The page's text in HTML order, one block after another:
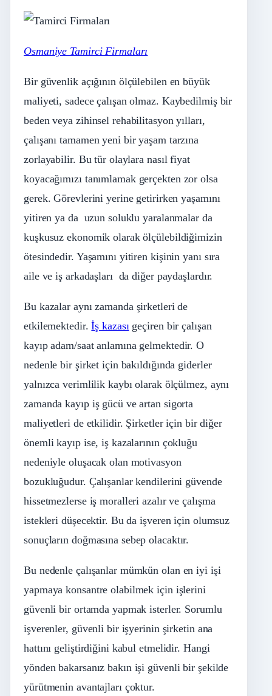
Osmaniye Tamirci Firmaları
Bir güvenlik açığının ölçülebilen en büyük
maliyeti, sadece çalışan olmaz. Kaybedilmiş bir
beden veya zihinsel rehabilitasyon yılları,
çalışanı tamamen yeni bir yaşam tarzına
zorlayabilir. Bu tür olaylara nasıl fiyat
koyacağımızı tanımlamak gerçekten zor olsa
gerek. Görevlerini yerine getirirken yaşamını
yitiren ya da uzun soluklu yaralanmalar da
kuşkusuz ekonomik olarak ölçülebildiğimizin
ötesindedir. Yaşamını yitiren kişinin yanı sıra
aile ve iş arkadaşları da diğer paydaşlardır.
Bu kazalar aynı zamanda şirketleri de
etkilemektedir.İş kazasıgeçiren bir çalışan
kayıp adam/saat anlamına gelmektedir. O
nedenle bir şirket için bakıldığında giderler
yalnızca verimlilik kaybı olarak ölçülmez, aynı
zamanda kayıp iş gücü ve artan sigorta
maliyetleri de etkilidir. Şirketler için bir diğer
önemli kayıp ise, iş kazalarının çokluğu
nedeniyle oluşacak olan motivasyon
bozukluğudur. Çalışanlar kendilerini güvende
hissetmezlerse iş moralleri azalır ve çalışma
istekleri düşecektir. Bu da işveren için olumsuz
sonuçların doğmasına sebep olacaktır.
Bu nedenle çalışanlar mümkün olan en iyi işi
yapmaya konsantre olabilmek için işlerini
güvenli bir ortamda yapmak isterler. Sorumlu
işverenler, güvenli bir işyerinin şirketin ana
hattını geliştirdiğini kabul etmelidir. Hangi
yönden bakarsanız bakın işi güvenli bir şekilde
yürütmenin avantajları çoktur.